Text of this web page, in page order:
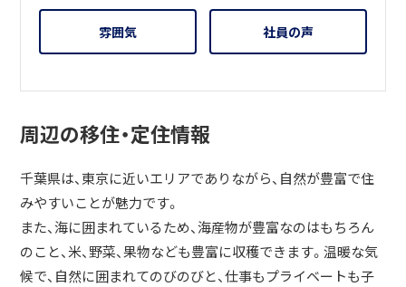
雰囲気 社員の声
周辺の移住・定住情報
千葉県は、東京に近いエリアでありながら、自然が豊富で住
みやすいことが魅力です。
また、海に囲まれているため、海産物が豊富なのはもちろん
のこと、米、野菜、果物なども豊富に収穫できます。温暖な気
候で、自然に囲まれてのびのびと、仕事もプライベートも子